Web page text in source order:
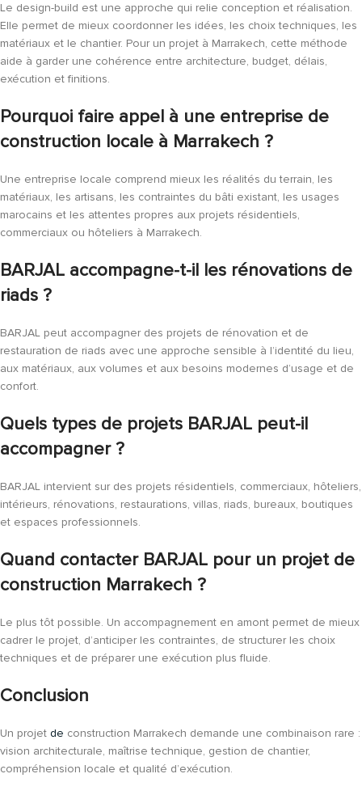
Le design-build est une approche qui relie conception et réalisation.
Elle permet de mieux coordonner les idées, les choix techniques, les
matériaux et le chantier. Pour un projet à Marrakech, cette méthode
aide à garder une cohérence entre architecture, budget, délais,
exécution et finitions.
Pourquoi faire appel à une entreprise de
construction locale à Marrakech ?
Une entreprise locale comprend mieux les réalités du terrain, les
matériaux, les artisans, les contraintes du bâti existant, les usages
marocains et les attentes propres aux projets résidentiels,
commerciaux ou hôteliers à Marrakech.
BARJAL accompagne-t-il les rénovations de
riads ?
BARJAL peut accompagner des projets de rénovation et de
restauration de riads avec une approche sensible à l’identité du lieu,
aux matériaux, aux volumes et aux besoins modernes d’usage et de
confort.
Quels types de projets BARJAL peut-il
accompagner ?
BARJAL intervient sur des projets résidentiels, commerciaux, hôteliers,
intérieurs, rénovations, restaurations, villas, riads, bureaux, boutiques
et espaces professionnels.
Quand contacter BARJAL pour un projet de
construction Marrakech ?
Le plus tôt possible. Un accompagnement en amont permet de mieux
cadrer le projet, d’anticiper les contraintes, de structurer les choix
techniques et de préparer une exécution plus fluide.
Conclusion
Un projet de construction Marrakech demande une combinaison rare :
vision architecturale, maîtrise technique, gestion de chantier,
compréhension locale et qualité d’exécution.